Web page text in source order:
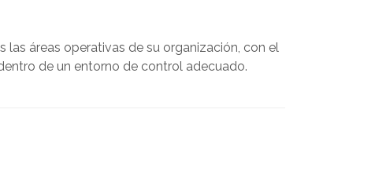
áreas operativas de su organización, con el
de un entorno de control adecuado.